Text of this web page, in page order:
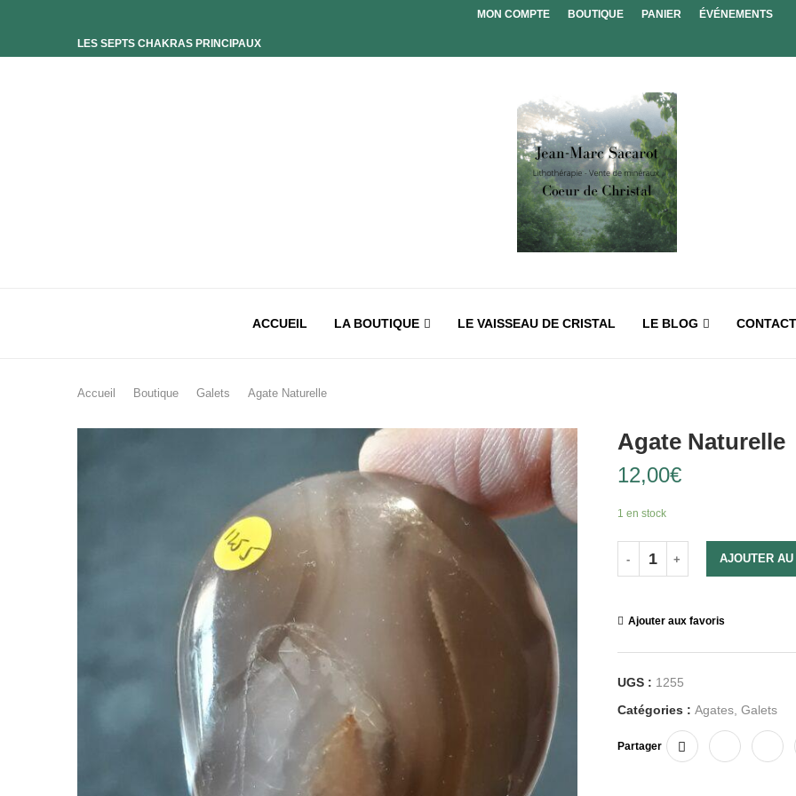
LES SEPTS CHAKRAS PRINCIPAUX
MON COMPTE BOUTIQUE PANIER ÉVÉNEMENTS
ACCUEIL LA BOUTIQUE LE VAISSEAU DE CRISTAL LE BLOG CONTACT
Accueil Boutique Galets Agate Naturelle
Agate Naturelle
12,00€
1 en stock
AJOUTER AU
Ajouter aux favoris
UGS : 1255
Catégories : Agates, Galets
Partager